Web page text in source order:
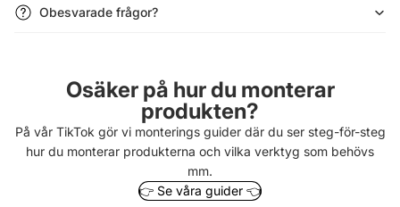
Obesvarade frågor?
Osäker på hur du monterar
produkten?
På vår TikTok gör vi monterings guider där du ser steg-för-steg
hur du monterar produkterna och vilka verktyg som behövs
mm.
👉 Se våra guider 👈